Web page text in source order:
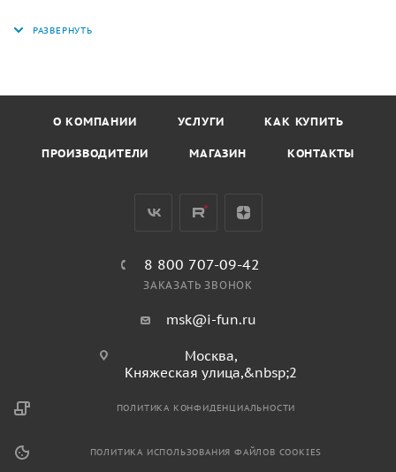
О КОМПАНИИ УСЛУГИ КАК КУПИТЬ
ПРОИЗВОДИТЕЛИ МАГАЗИН КОНТАКТЫ
8 800 707-09-42
ЗАКАЗАТЬ ЗВОНОК
msk@i-fun.ru
Москва,
Княжеская улица,&nbsp;2
ПОЛИТИКА КОНФИДЕНЦИАЛЬНОСТИ
ПОЛИТИКА ИСПОЛЬЗОВАНИЯ ФАЙЛОВ COOKIES